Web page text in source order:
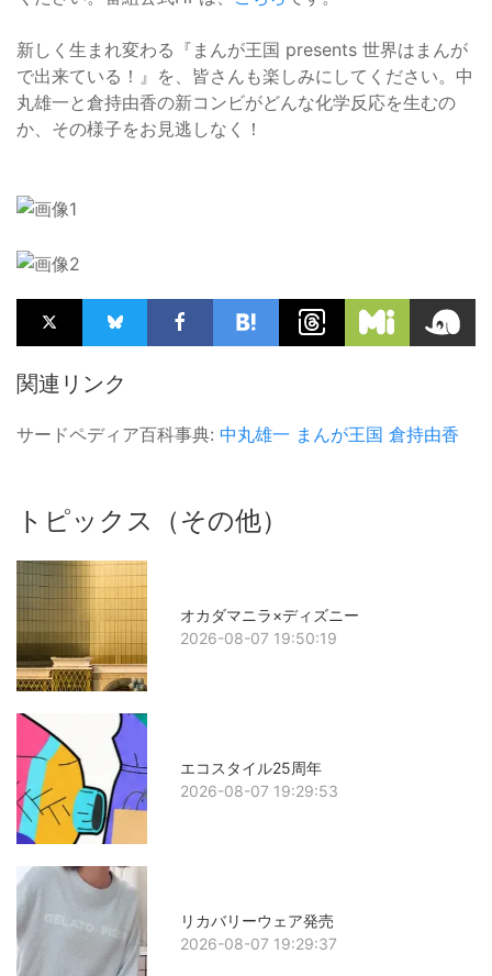
新しく生まれ変わる『まんが王国 presents 世界はまんが
で出来ている！』を、皆さんも楽しみにしてください。中
丸雄一と倉持由香の新コンビがどんな化学反応を生むの
か、その様子をお見逃しなく！
関連リンク
サードペディア百科事典: 中丸雄一 まんが王国 倉持由香
トピックス（その他）
オカダマニラ×ディズニー
2026-08-07 19:50:19
エコスタイル25周年
2026-08-07 19:29:53
リカバリーウェア発売
2026-08-07 19:29:37